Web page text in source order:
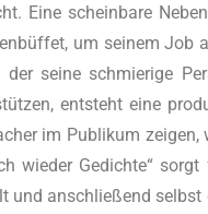
Eine schein­ba­re
um sei­nem Job
sei­ne schmie­ri­ge
ent­steht eine
im Publi­kum
wie­der Gedich­te“ sorgt
und anschlie­ßend